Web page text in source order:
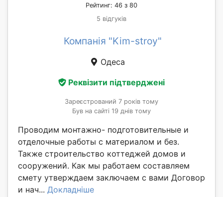
Рейтинг: 46 з 80
5 відгуків
Компанія "Kim-stroy"
Одеса
Реквізити підтверджені
Зареєстрований 7 років тому
Був на сайті 19 днів тому
Проводим монтажно- подготовительные и
отделочные работы с материалом и без.
Также строительство коттеджей домов и
сооружений. Как мы работаем составляем
смету утверждаем заключаем с вами Договор
и нач... Докладніше